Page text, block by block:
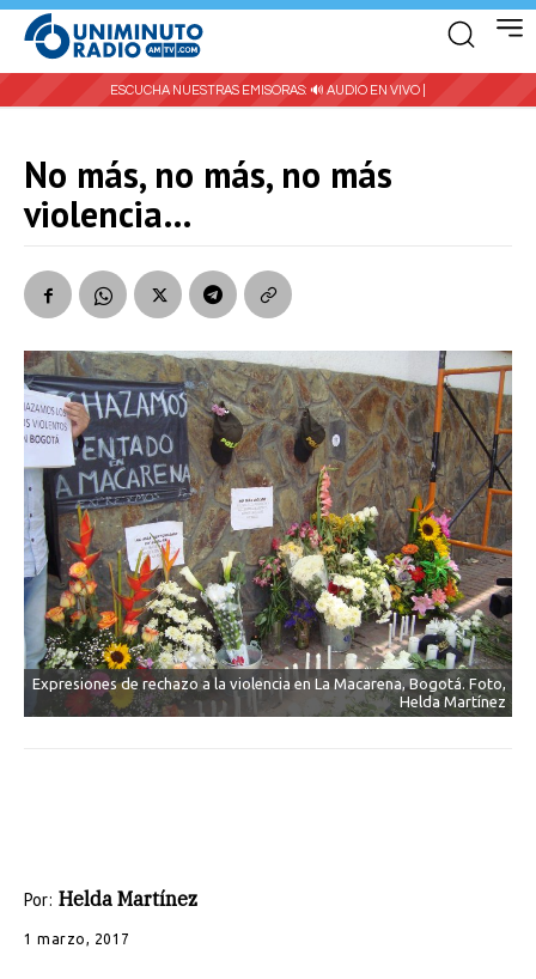
ESCUCHA NUESTRAS EMISORAS: 🔊 AUDIO EN VIVO |
No más, no más, no más
violencia…
Expresiones de rechazo a la violencia en La Macarena, Bogotá. Foto,
Helda Martínez
Por: Helda Martínez
1 marzo, 2017